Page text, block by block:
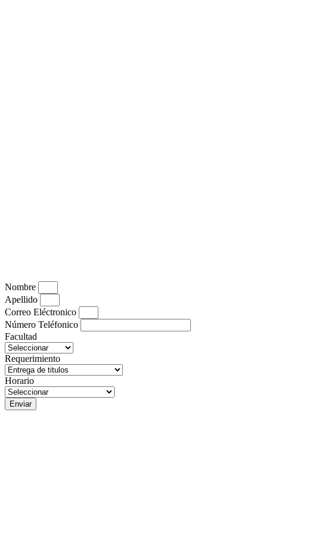
Nombre
Apellido
Correo Eléctronico
Número Teléfonico
Facultad
Requerimiento
Horario
Enviar